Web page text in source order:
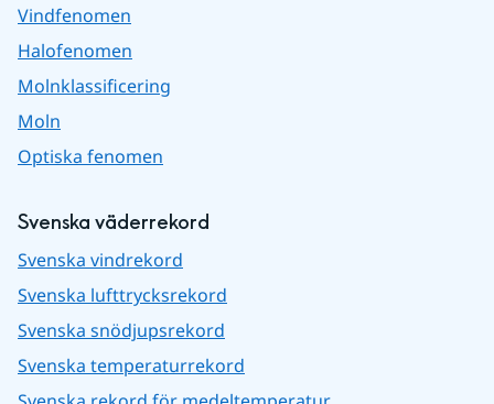
Vindfenomen
Halofenomen
Molnklassificering
Moln
Optiska fenomen
Svenska väderrekord
Svenska vindrekord
Svenska lufttrycksrekord
Svenska snödjupsrekord
Svenska temperaturrekord